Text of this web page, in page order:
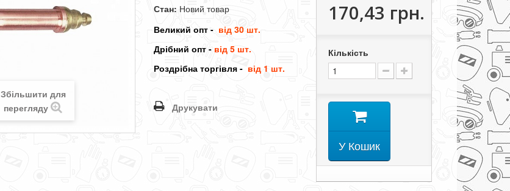
Збільшити для
перегляду
Стан: Новий товар
Великий опт - від 30 шт.
Дрібний опт - від 5 шт.
Роздрібна торгівля - від 1 шт.
Друкувати
170,43 грн.
Кількість
У Кошик